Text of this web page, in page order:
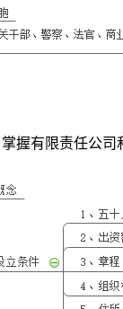
握有限责任公司